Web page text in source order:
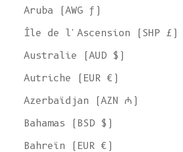
Aruba (AWG ƒ)
Île de l'Ascension (SHP £)
Australie (AUD $)
Autriche (EUR €)
Azerbaïdjan (AZN ₼)
Bahamas (BSD $)
Bahreïn (EUR €)